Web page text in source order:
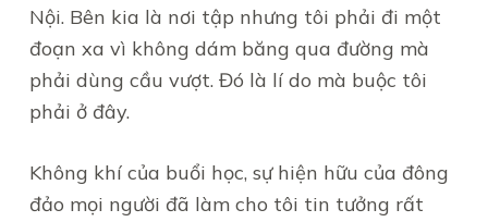
Nội. Bên kia là nơi tập nhưng tôi phải đi một
đoạn xa vì không dám băng qua đường mà
phải dùng cầu vượt. Đó là lí do mà buộc tôi
phải ở đây.
Không khí của buổi học, sự hiện hữu của đông
đảo mọi người đã làm cho tôi tin tưởng rất